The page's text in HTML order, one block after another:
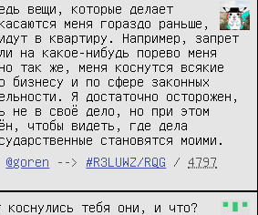
вещи, которые делает
меня гораздо раньше,
в квартиру. Например, запрет
на какое-нибудь порево меня
так же, меня коснутся всякие
бизнесу и по сфере законных
Я достаточно осторожен,
не в своё дело, но при этом
чтобы видеть, где дела
становятся моими.
@goren --> #R3LUWZ/RQG / 4797
коснулись тебя они, и что?